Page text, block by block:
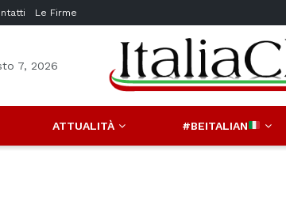
Le Firme
7, 2026
ATTUALITÀ #BEITALIAN